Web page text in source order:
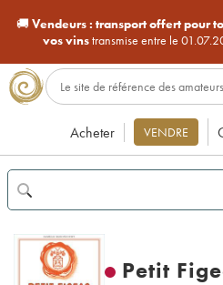
🚚Vendeurs : transport offert pour
vos vinstransmise entre le
Acheter VENDRE
Petit